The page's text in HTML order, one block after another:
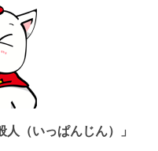
人（いっぱんじん）」